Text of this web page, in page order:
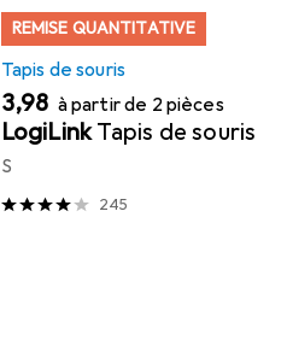
REMISE QUANTITATIVE
Tapis de souris
EUR
3,98 à partir de 2 pièces
LogiLinkTapis de souris
S
245